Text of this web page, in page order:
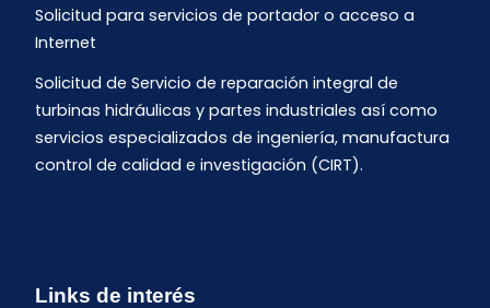
Solicitud para servicios de portador o acceso a
Internet
Solicitud de Servicio de reparación integral de
turbinas hidráulicas y partes industriales así como
servicios especializados de ingeniería, manufactura
control de calidad e investigación (CIRT).
Links de interés